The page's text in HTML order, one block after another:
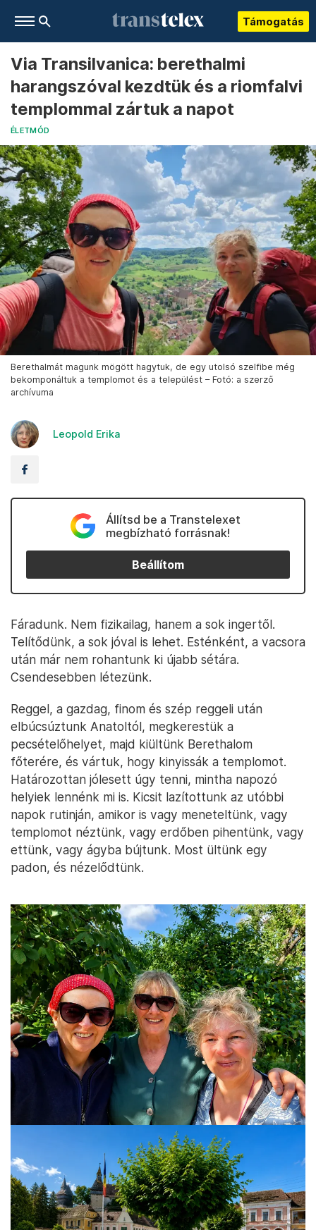
Támogatás
Via Transilvanica: berethalmi
harangszóval kezdtük és a riomfalvi
templommal zártuk a napot
ÉLETMÓD
Berethalmát magunk mögött hagytuk, de egy utolsó szelfibe még
bekomponáltuk a templomot és a települést – Fotó: a szerző
archívuma
Leopold Erika
Állítsd be a Transtelexet
megbízható forrásnak!
Beállítom
Fáradunk. Nem fizikailag, hanem a sok ingertől.
Telítődünk, a sok jóval is lehet. Esténként, a vacsora
után már nem rohantunk ki újabb sétára.
Csendesebben létezünk.
Reggel, a gazdag, finom és szép reggeli után
elbúcsúztunk Anatoltól, megkerestük a
pecsételőhelyet, majd kiültünk Berethalom
főterére, és vártuk, hogy kinyissák a templomot.
Határozottan jólesett úgy tenni, mintha napozó
helyiek lennénk mi is. Kicsit lazítottunk az utóbbi
napok rutinján, amikor is vagy meneteltünk, vagy
templomot néztünk, vagy erdőben pihentünk, vagy
ettünk, vagy ágyba bújtunk. Most ültünk egy
padon, és nézelődtünk.